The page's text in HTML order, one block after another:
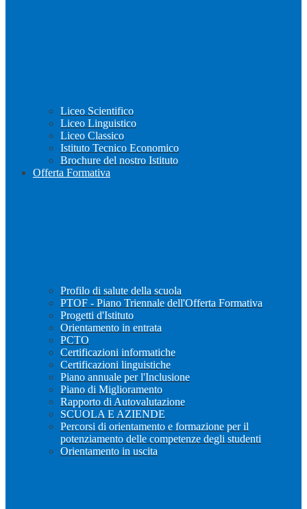
Liceo Scientifico
Liceo Linguistico
Liceo Classico
Istituto Tecnico Economico
Brochure del nostro Istituto
Offerta Formativa
Profilo di salute della scuola
PTOF - Piano Triennale dell'Offerta Formativa
Progetti d'Istituto
Orientamento in entrata
PCTO
Certificazioni informatiche
Certificazioni linguistiche
Piano annuale per l'Inclusione
Piano di Miglioramento
Rapporto di Autovalutazione
SCUOLA E AZIENDE
Percorsi di orientamento e formazione per il
potenziamento delle competenze degli studenti
Orientamento in uscita